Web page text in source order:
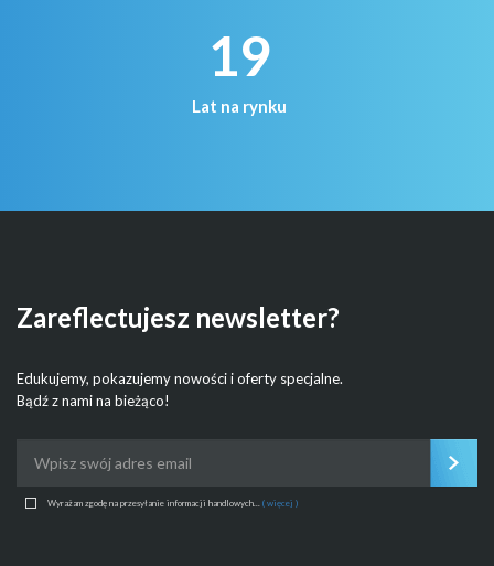
19
Lat na rynku
Zareflectujesz newsletter?
Edukujemy, pokazujemy nowości i oferty specjalne.
Bądź z nami na bieżąco!
Wyrażam zgodę na przesyłanie informacji handlowych... ( więcej )